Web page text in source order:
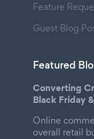
Feature
Guest Blog
Featured
Converting
Black Friday
Online
overall retail